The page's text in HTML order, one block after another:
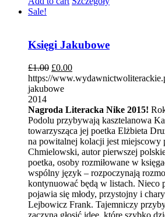
Sale!
Księgi Jakubowe
£1.00 £0.00
https://
jakubowe
2014
Nagroda Literacka Nike 2015!
Podolu przybywają kasztelanowa
towarzysząca jej poetka Elżbieta
na powitalnej kolacji jest miejscowy
Chmielowski, autor pierwszej
poetka, osoby rozmiłowane w
wspólny język – rozpoczynają
kontynuować będą w listach. Nieco
pojawia się młody, przystojny i
Lejbowicz Frank. Tajemniczy
zaczyna głosić idee, które szybko